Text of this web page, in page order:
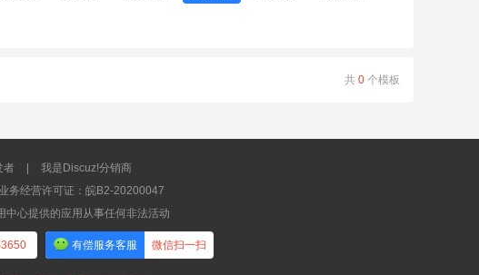
共 0 个模板
者
我是Discuz!分销商
务经营许可证：皖B2-20200047
心提供的应用从事任何非法活动
有偿服务客服 微信扫一扫